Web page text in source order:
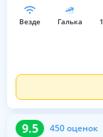
везде галька
9.5 450 оценок
9.5 450 оценок